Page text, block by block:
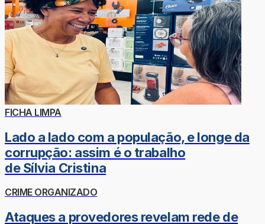
FICHA LIMPA
Lado a lado com a população, e longe da
corrupção: assim é o trabalho
de Sílvia Cristina
CRIME ORGANIZADO
Ataques a provedores revelam rede de